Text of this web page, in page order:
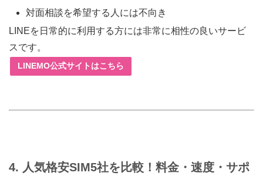
対面相談を希望する人には不向き
LINEを日常的に利用する方には非常に相性の良いサービ
スです。
LINEMO公式サイトはこちら
4. 人気格安SIM5社を比較！料金・速度・サポ